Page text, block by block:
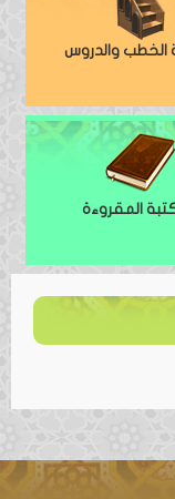
الخطب والدروس
المقروءة